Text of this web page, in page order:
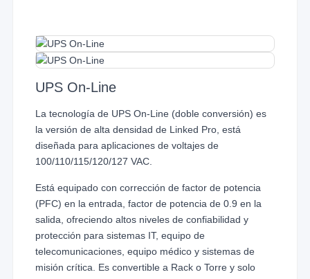
UPS On-Line
La tecnología de UPS On-Line (doble conversión) es
la versión de alta densidad de Linked Pro, está
diseñada para aplicaciones de voltajes de
100/110/115/120/127 VAC.
Está equipado con corrección de factor de potencia
(PFC) en la entrada, factor de potencia de 0.9 en la
salida, ofreciendo altos niveles de confiabilidad y
protección para sistemas IT, equipo de
telecomunicaciones, equipo médico y sistemas de
misión crítica. Es convertible a Rack o Torre y solo